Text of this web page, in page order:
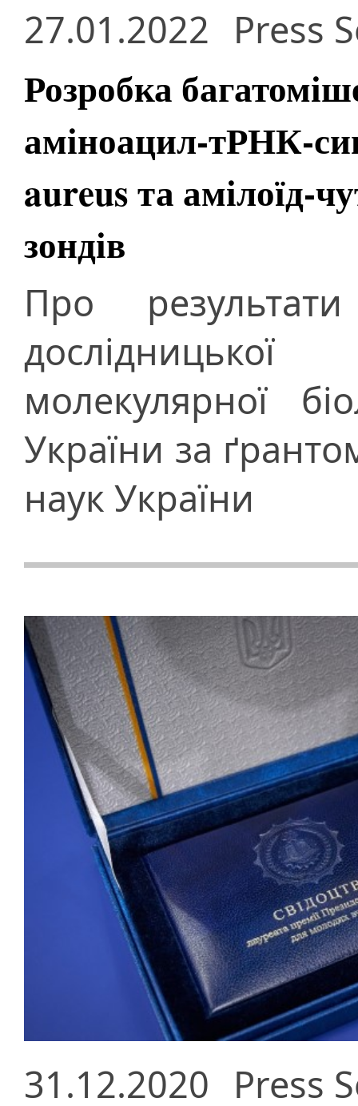
27.01.2022 Press
Розробка
аміноацил-тРНК-
aureus та амілоїд-
зондів
Про
молекулярної
України за
наук України
31.12.2020 Press